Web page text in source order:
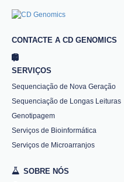
CONTACTE A CD GENOMICS
SERVIÇOS
Sequenciação de Nova Geração
Sequenciação de Longas Leituras
Genotipagem
Serviços de Bioinformática
Serviços de Microarranjos
SOBRE NÓS